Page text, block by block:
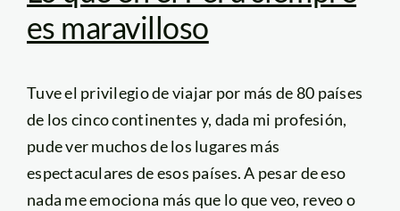
es maravilloso
Tuve el privilegio de viajar por más de 80 países
de los cinco continentes y, dada mi profesión,
pude ver muchos de los lugares más
espectaculares de esos países. A pesar de eso
nada me emociona más que lo que veo, reveo o